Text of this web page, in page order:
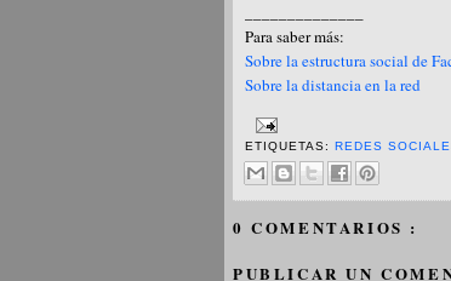
Para saber más:
Sobre la estructura social de
Sobre la distancia en la red
ETIQUETAS:REDES
0 COMENTARIOS :
PUBLICAR UN